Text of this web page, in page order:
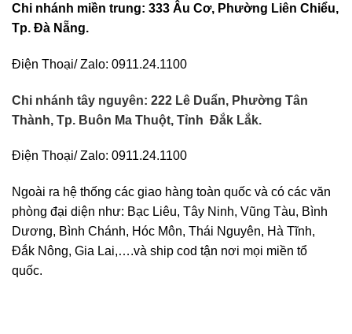
Chi nhánh miền trung: 333 Âu Cơ, Phường Liên Chiểu,
Tp. Đà Nẵng.
Điện Thoại/ Zalo: 0911.24.1100
Chi nhánh tây nguyên: 222 Lê Duẩn, Phường Tân
Thành, Tp. Buôn Ma Thuột, Tỉnh Đắk Lắk.
Điện Thoại/ Zalo: 0911.24.1100
Ngoài ra hệ thống các giao hàng toàn quốc và có các văn
phòng đại diện như: Bạc Liêu, Tây Ninh, Vũng Tàu, Bình
Dương, Bình Chánh, Hóc Môn, Thái Nguyên, Hà Tĩnh,
Đắk Nông, Gia Lai,….và ship cod tận nơi mọi miền tổ
quốc.